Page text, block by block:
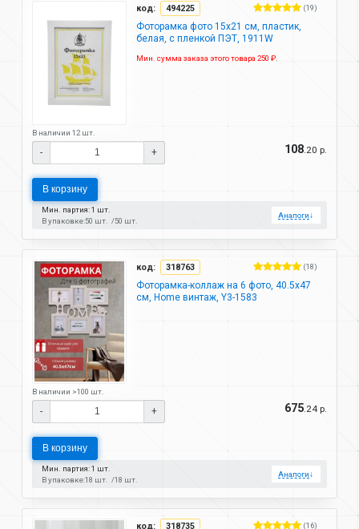
код: 494225 (19)
Фоторамка фото 15х21 см, пластик,
белая, с пленкой ПЭТ, 1911W
Мин. сумма заказа этого товара 250 ₽.
В наличии 12 шт.
- + 108 .20 р.
В корзину
Мин. партия: 1 шт.
В упаковке:50 шт. 50 шт.
Аналоги↓
код: 318763 (18)
Фоторамка-коллаж на 6 фото, 40.5х47
см, Home винтаж, Y3-1583
В наличии >100 шт.
- + 675 .24 р.
В корзину
Мин. партия: 1 шт.
В упаковке:18 шт. 18 шт.
Аналоги↓
код: 318735 (16)